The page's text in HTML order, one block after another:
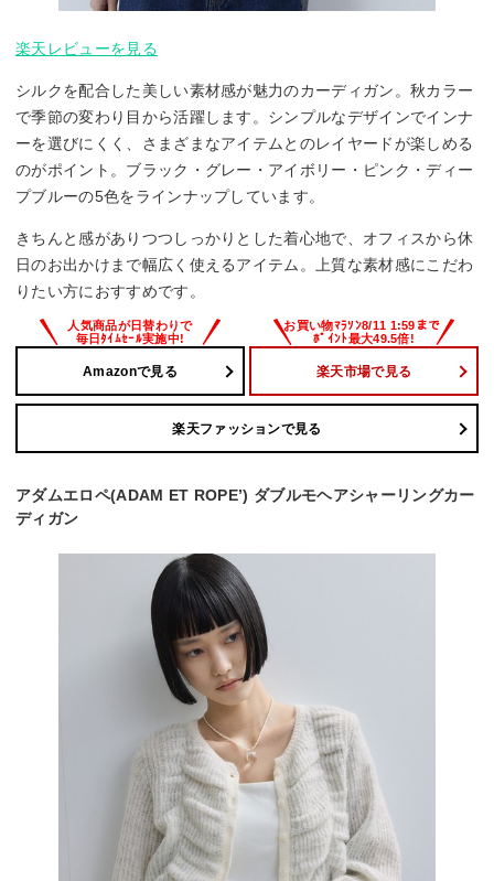
楽天レビューを見る
シルクを配合した美しい素材感が魅力のカーディガン。秋カラー
で季節の変わり目から活躍します。シンプルなデザインでインナ
ーを選びにくく、さまざまなアイテムとのレイヤードが楽しめる
のがポイント。ブラック・グレー・アイボリー・ピンク・ディー
プブルーの5色をラインナップしています。
きちんと感がありつつしっかりとした着心地で、オフィスから休
日のお出かけまで幅広く使えるアイテム。上質な素材感にこだわ
りたい方におすすめです。
Amazonで見る 楽天市場で見る
楽天ファッションで見る
アダムエロペ(ADAM ET ROPE’) ダブルモヘアシャーリングカー
ディガン